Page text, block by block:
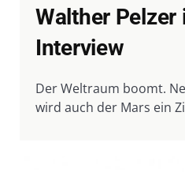
Walther Pelzer
Interview
Der Weltraum boomt.
wird auch der Mars ein